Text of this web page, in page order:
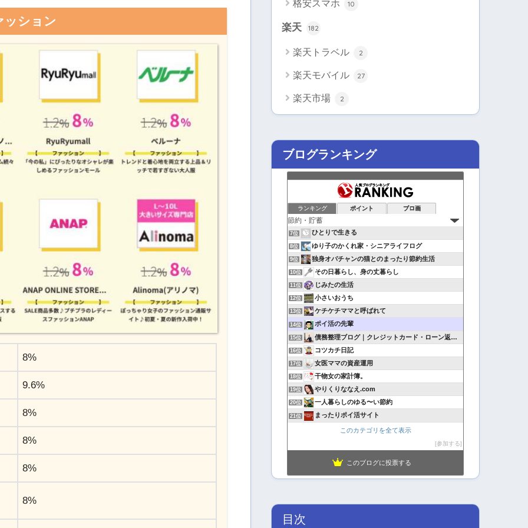
ッション
8%
9.6%
8%
8%
8%
8%
格安スマホ 10
楽天 182
楽天トラベル 2
楽天モバイル 27
楽天市場 2
ブログランキング
ランキング ポイント ブロ画
7位 ひとりで生きる
8位 ゆり子のかくれ家・シニアライフログ
9位 独身オバチャンの猫とのまったり節約生活
10位 その日暮らし、身の丈暮らし
11位 じみたの生活
12位 小さいおうち
13位 ケチケチママと呼ばれて
14位 ポイ活の先輩
15位 債務整理ブログ｜クレジットカード・ローン返済で悩んでいる方へ
16位 コツカチ日記
17位 女医ママの資産運用
18位 干物女の家計簿。
19位 やりくりななえ.com
20位 一人暮らしのゆる〜い節約
21位 まったりポイ活サイト
このカテゴリを全て表示
参加する
このブログに投票する
目次